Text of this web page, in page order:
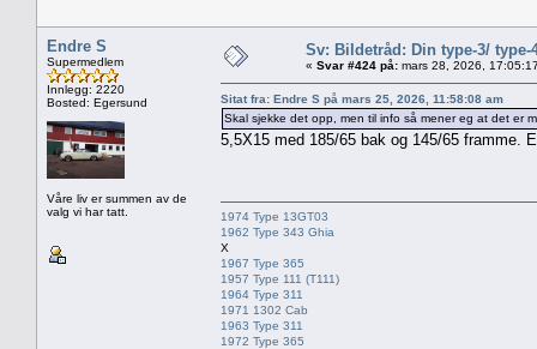
Endre S
Supermedlem
Innlegg: 2220
Bosted: Egersund
Våre liv er summen av de
valg vi har tatt.
Sv: Bildetråd: Din type-3/ type-
« Svar #424 på: mars 28, 2026,
Sitat fra: Endre S på mars 25, 2026, 11:58:08 am
Skal sjekke det opp, men til info så mener eg at det er
5,5X15 med 185/65 bak og 145/65 framme.
1974 Type 13GT03
1962 Type 343 Ghia
X
1967 Type 365
1957 Type 111 (T111)
1964 Type 311
1971 1302 Cab
1963 Type 311
1972 Type 365